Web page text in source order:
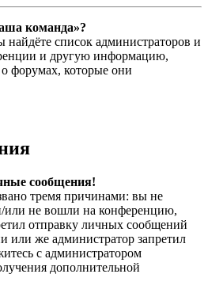
команда»?
найдёте список администраторов и
и другую информацию,
форумах, которые они
сообщения!
тремя причинами: вы не
или не вошли на конференцию,
отправку личных сообщений
или же администратор запретил
с администратором
дополнительной